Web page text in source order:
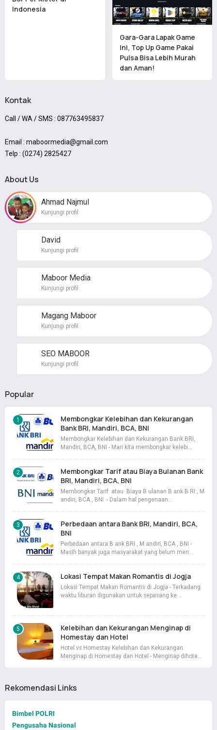
Indonesia
Gara-Gara Lapak Game
Ini, Top Up Game Pakai
Pulsa Bisa Lebih Murah
dan Aman!
Kontak
Call / WA / SMS : 087763495837
Email : maboormedia@gmail.com
Telp : (0274) 2825427
About Us
Ahmad Najmul
Kunjungi profil
David
Kunjungi profil
Maboor Media
Kunjungi profil
Magang Maboor
Kunjungi profil
SEO MABOOR
Kunjungi profil
Popular
Membongkar Kelebihan dan Kekurangan
Bank BRI, Mandiri, BCA, BNI
Membongkar Kelebihan dan Kekurangan Bank BRI,
Mandiri, BCA, BNI - Mari kita membongkar kelebi…
Membongkar Tarif atau Biaya Bulanan Bank
BRI, Mandiri, BCA, BNI
Membongkar Tarif atau Biaya B ulanan B ank B RI , M
andiri, BCA , BNI - Dalam hal pengenaan…
Perbedaan antara Bank BRI, Mandiri, BCA,
BNI
Perbedaan antara B ank BRI , M andiri, BCA , BNI -
Masih banyak juga masyarakat yang belum men…
Lokasi Tempat Makan Romantis di Jogja
Lokasi Tempat Makan Romantis di Jogja - Terkadang
waktu liburan digunakan untuk sepasang ke…
Kelebihan dan Kekurangan Menginap di
Homestay dan Hotel
Hotel vs Homestay Kelebihan dan Kekurangan
Menginap di Homestay dan Hotel - Menginap dihote…
Rekomendasi Links
Bimbel POLRI
Pengusaha Nasional